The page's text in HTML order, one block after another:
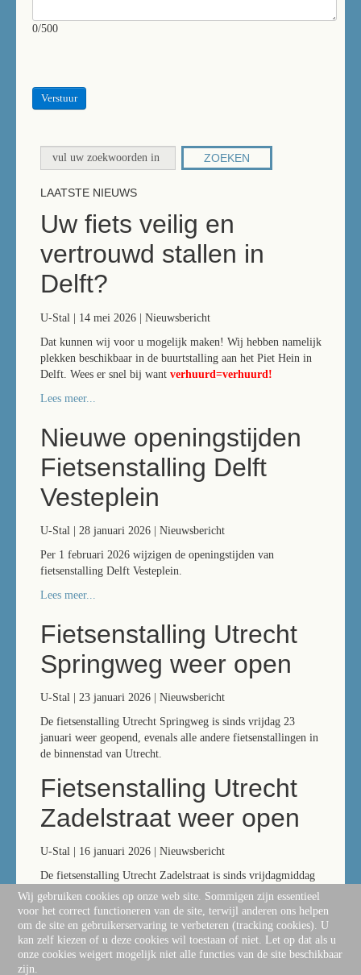
0/500
Verstuur
ZOEKEN
LAATSTE NIEUWS
Uw fiets veilig en
vertrouwd stallen in
Delft?
U-Stal | 14 mei 2026 | Nieuwsbericht
Dat kunnen wij voor u mogelijk maken! Wij hebben namelijk
plekken beschikbaar in de buurtstalling aan het Piet Hein in
Delft. Wees er snel bij want verhuurd=verhuurd!
Lees meer...
Nieuwe openingstijden
Fietsenstalling Delft
Vesteplein
U-Stal | 28 januari 2026 | Nieuwsbericht
Per 1 februari 2026 wijzigen de openingstijden van
fietsenstalling Delft Vesteplein.
Lees meer...
Fietsenstalling Utrecht
Springweg weer open
U-Stal | 23 januari 2026 | Nieuwsbericht
De fietsenstalling Utrecht Springweg is sinds vrijdag 23
januari weer geopend, evenals alle andere fietsenstallingen in
de binnenstad van Utrecht.
Fietsenstalling Utrecht
Zadelstraat weer open
U-Stal | 16 januari 2026 | Nieuwsbericht
De fietsenstalling Utrecht Zadelstraat is sinds vrijdagmiddag
16 januari 17:00 uur weer geopend. De fietsenstalling Utrecht
Springweg is tot nader bericht nog gesloten. De andere
fietsenstallingen in de binnenstad van Utrecht zijn geopend.
Wij gebruiken cookies op onze web site. Sommigen zijn essentieel
voor het correct functioneren van de site, terwijl anderen ons helpen
om de site en gebruikerservaring te verbeteren (tracking cookies). U
kan zelf kiezen of u deze cookies wil toestaan of niet. Let op dat als u
onze cookies weigert mogelijk niet alle functies van de site beschikbaar
zijn.